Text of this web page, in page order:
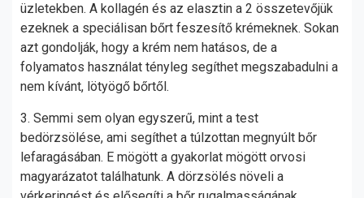
üzletekben. A kollagén és az elasztin a 2 összetevőjük
ezeknek a speciálisan bőrt feszesítő krémeknek. Sokan
azt gondolják, hogy a krém nem hatásos, de a
folyamatos használat tényleg segíthet megszabadulni a
nem kívánt, lötyögő bőrtől.
3. Semmi sem olyan egyszerű, mint a test
bedörzsölése, ami segíthet a túlzottan megnyúlt bőr
lefaragásában. E mögött a gyakorlat mögött orvosi
magyarázatot találhatunk. A dörzsölés növeli a